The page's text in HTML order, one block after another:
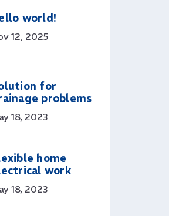
world!
12, 2025
for
problems
18, 2023
home
work
18, 2023